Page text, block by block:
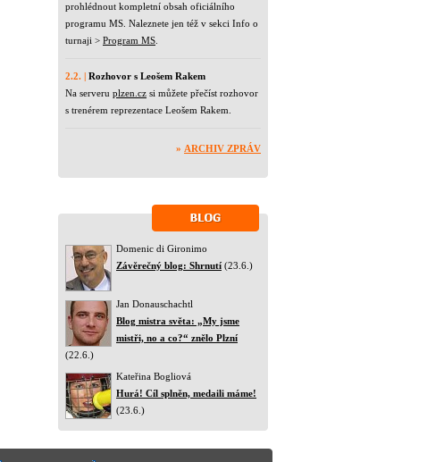
prohlédnout kompletní obsah oficiálního
programu MS. Naleznete jen též v sekci Info o
turnaji > Program MS
2.2. | Rozhovor s Leošem Rakem
Na serveru plzen.cz si můžete přečíst rozhovor
s trenérem reprezentace Leošem Rakem.
» ARCHIV ZPRÁV
Domenic di Gironimo
Závěrečný blog: Shrnutí (23.6.)
Jan Donauschachtl
Blog mistra světa: „My jsme
mistři, no a co?“ znělo Plzní
(22.6.)
Kateřina Bogliová
Hurá! Cíl splněn, medaili máme!
(23.6.)